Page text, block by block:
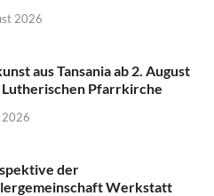
2026
aus Tansania ab 2. August
Lutherischen Pfarrkirche
2026
der
Werkstatt